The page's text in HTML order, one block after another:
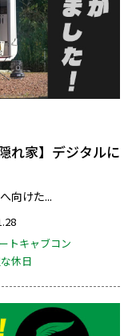
れ家】デジタルに
向けた...
トキャブコン
休日